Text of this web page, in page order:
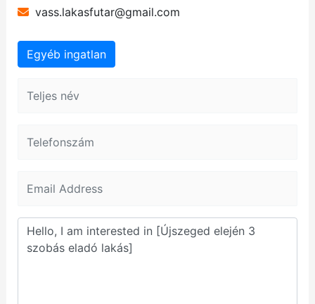
vass.lakasfutar@gmail.com
Egyéb ingatlan